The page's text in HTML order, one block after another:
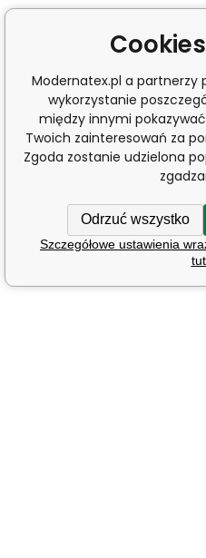
Modernatex.pl a partnerzy
wykorzystanie
między innymi
Twoich zainteresowań za
Zgoda zostanie udzielona
Odrzuć wszystko
Szczegółowe ustawienia